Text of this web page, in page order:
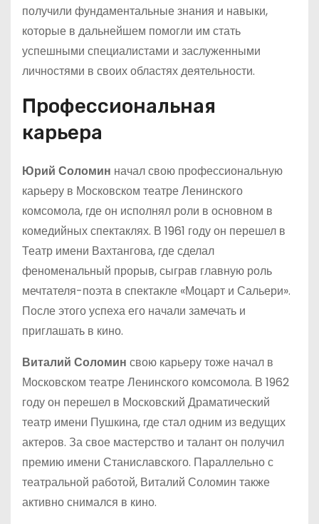
получили фундаментальные знания и навыки,
которые в дальнейшем помогли им стать
успешными специалистами и заслуженными
личностями в своих областях деятельности.
Профессиональная
карьера
Юрий Соломин начал свою профессиональную
карьеру в Московском театре Ленинского
комсомола, где он исполнял роли в основном в
комедийных спектаклях. В 1961 году он перешел в
Театр имени Вахтангова, где сделал
феноменальный прорыв, сыграв главную роль
мечтателя-поэта в спектакле «Моцарт и Сальери».
После этого успеха его начали замечать и
приглашать в кино.
Виталий Соломин свою карьеру тоже начал в
Московском театре Ленинского комсомола. В 1962
году он перешел в Московский Драматический
театр имени Пушкина, где стал одним из ведущих
актеров. За свое мастерство и талант он получил
премию имени Станиславского. Параллельно с
театральной работой, Виталий Соломин также
активно снимался в кино.